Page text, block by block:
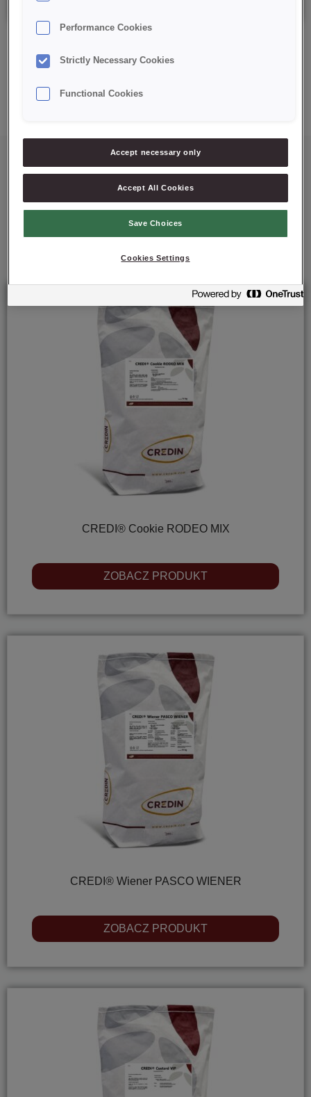
Polecane produkty
CREDI® Cookie RODEO MIX
ZOBACZ PRODUKT
CREDI® Wiener PASCO WIENER
ZOBACZ PRODUKT
Performance Cookies
Strictly Necessary Cookies
Functional Cookies
Accept necessary only
Accept All Cookies
Save Choices
Cookies Settings